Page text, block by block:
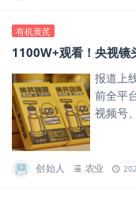
有机黄芪
1100W+观看！央视镜
报道上
前全平
视频号
创始人 农业